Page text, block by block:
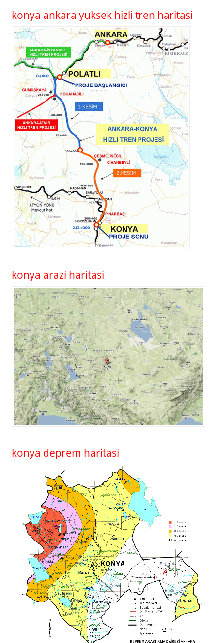
konya ankara yuksek hizli tren haritasi
konya arazi haritasi
konya deprem haritasi